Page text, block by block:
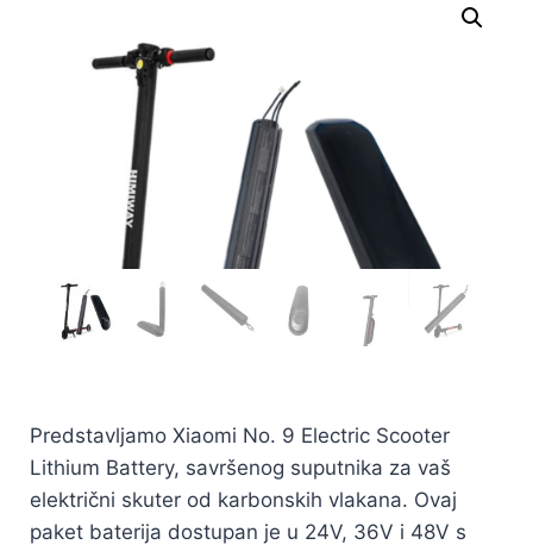
Predstavljamo Xiaomi No. 9 Electric Scooter
Lithium Battery, savršenog suputnika za vaš
električni skuter od karbonskih vlakana. Ovaj
paket baterija dostupan je u 24V, 36V i 48V s